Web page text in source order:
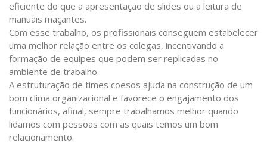
eficiente do que a apresentação de slides ou a leitura de
manuais maçantes.
Com esse trabalho, os profissionais conseguem estabelecer
uma melhor relação entre os colegas, incentivando a
formação de equipes que podem ser replicadas no
ambiente de trabalho.
A estruturação de times coesos ajuda na construção de um
bom clima organizacional e favorece o engajamento dos
funcionários, afinal, sempre trabalhamos melhor quando
lidamos com pessoas com as quais temos um bom
relacionamento.